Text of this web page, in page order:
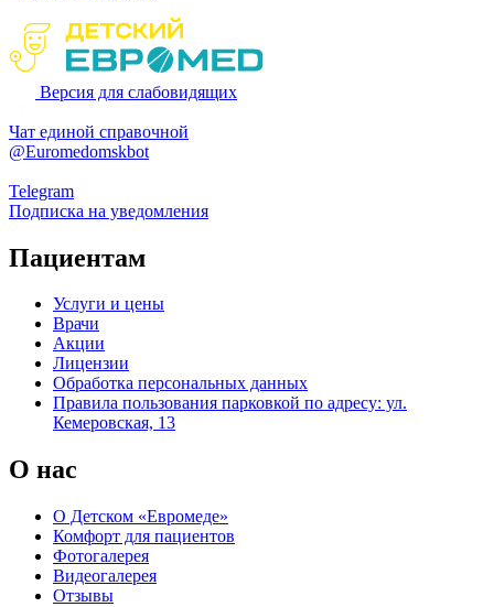
Версия для слабовидящих
Чат единой справочной
@Euromedomskbot
Telegram
Подписка на уведомления
Пациентам
Услуги и цены
Врачи
Акции
Лицензии
Обработка персональных данных
Правила пользования парковкой по адресу: ул.
Кемеровская, 13
О нас
О Детском «Евромеде»
Комфорт для пациентов
Фотогалерея
Видеогалерея
Отзывы